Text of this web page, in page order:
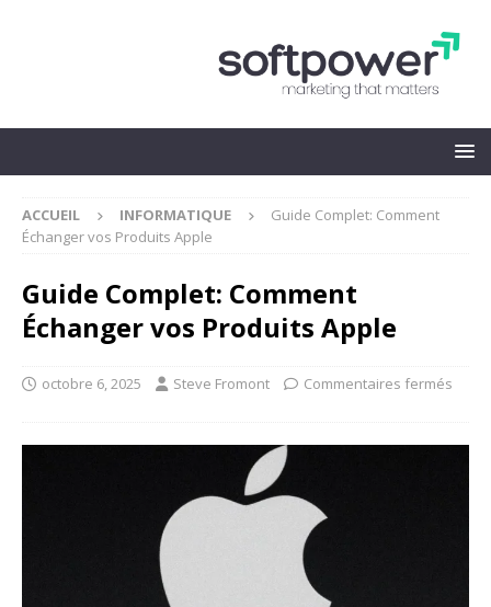
ACCUEIL INFORMATIQUE
Guide Complet: Comment
Échanger vos Produits Apple
Guide Complet: Comment
Échanger vos Produits Apple
octobre 6, 2025 Steve Fromont Commentaires fermés